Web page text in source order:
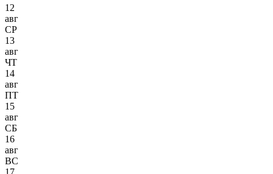
12
авг
СР
13
авг
ЧТ
14
авг
ПТ
15
авг
СБ
16
авг
ВС
17